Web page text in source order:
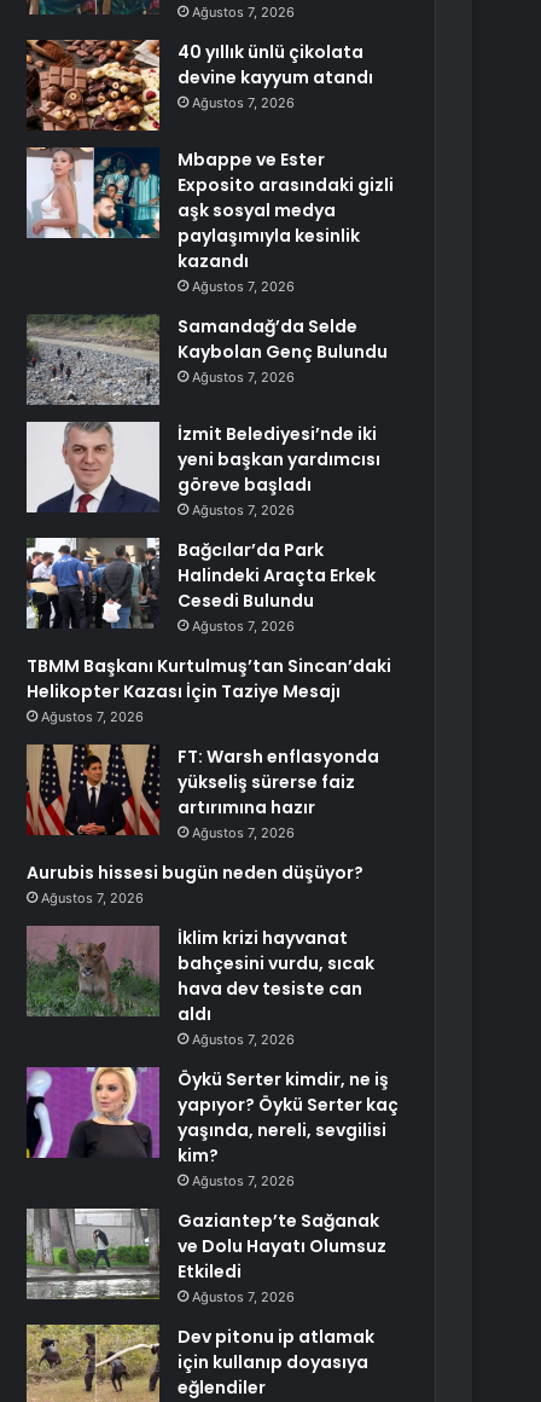
Ağustos 7, 2026
40 yıllık ünlü çikolata
devine kayyum atandı
Ağustos 7, 2026
Mbappe ve Ester
Exposito arasındaki gizli
aşk sosyal medya
paylaşımıyla kesinlik
kazandı
Ağustos 7, 2026
Samandağ’da Selde
Kaybolan Genç Bulundu
Ağustos 7, 2026
İzmit Belediyesi’nde iki
yeni başkan yardımcısı
göreve başladı
Ağustos 7, 2026
Bağcılar’da Park
Halindeki Araçta Erkek
Cesedi Bulundu
Ağustos 7, 2026
TBMM Başkanı Kurtulmuş’tan Sincan’daki
Helikopter Kazası İçin Taziye Mesajı
Ağustos 7, 2026
FT: Warsh enflasyonda
yükseliş sürerse faiz
artırımına hazır
Ağustos 7, 2026
Aurubis hissesi bugün neden düşüyor?
Ağustos 7, 2026
İklim krizi hayvanat
bahçesini vurdu, sıcak
hava dev tesiste can
aldı
Ağustos 7, 2026
Öykü Serter kimdir, ne iş
yapıyor? Öykü Serter kaç
yaşında, nereli, sevgilisi
kim?
Ağustos 7, 2026
Gaziantep’te Sağanak
ve Dolu Hayatı Olumsuz
Etkiledi
Ağustos 7, 2026
Dev pitonu ip atlamak
için kullanıp doyasıya
eğlendiler